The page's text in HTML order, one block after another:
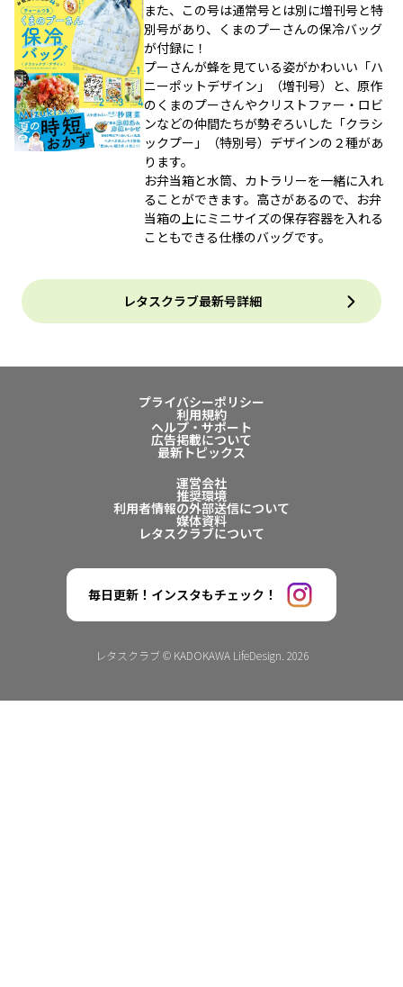
また、この号は通常号とは別に増刊号と特
別号があり、くまのプーさんの保冷バッグ
が付録に！
プーさんが蜂を見ている姿がかわいい「ハ
ニーポットデザイン」（増刊号）と、原作
のくまのプーさんやクリストファー・ロビ
ンなどの仲間たちが勢ぞろいした「クラシ
ックプー」（特別号）デザインの２種があ
ります。
お弁当箱と水筒、カトラリーを一緒に入れ
ることができます。高さがあるので、お弁
当箱の上にミニサイズの保存容器を入れる
こともできる仕様のバッグです。
レタスクラブ最新号詳細
プライバシーポリシー
利用規約
ヘルプ・サポート
広告掲載について
最新トピックス
運営会社
推奨環境
利用者情報の外部送信について
媒体資料
レタスクラブについて
毎日更新！インスタもチェック！
レタスクラブ © KADOKAWA LifeDesign. 2026